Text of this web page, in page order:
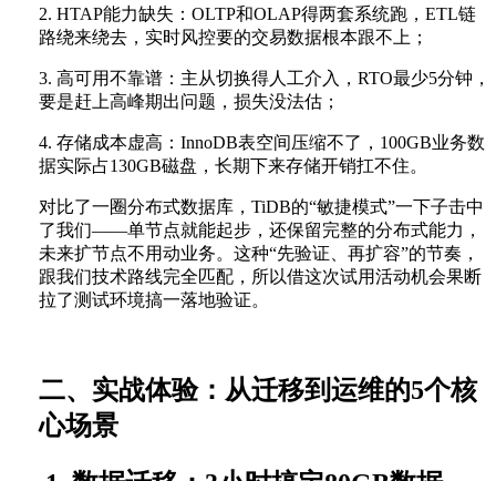
2. HTAP能力缺失：OLTP和OLAP得两套系统跑，ETL链
路绕来绕去，实时风控要的交易数据根本跟不上；
3. 高可用不靠谱：主从切换得人工介入，RTO最少5分钟，
要是赶上高峰期出问题，损失没法估；
4. 存储成本虚高：InnoDB表空间压缩不了，100GB业务数
据实际占130GB磁盘，长期下来存储开销扛不住。
对比了一圈分布式数据库，TiDB的“敏捷模式”一下子击中
了我们——单节点就能起步，还保留完整的分布式能力，
未来扩节点不用动业务。这种“先验证、再扩容”的节奏，
跟我们技术路线完全匹配，所以借这次试用活动机会果断
拉了测试环境搞一落地验证。
二、实战体验：从迁移到运维的5个核
心场景